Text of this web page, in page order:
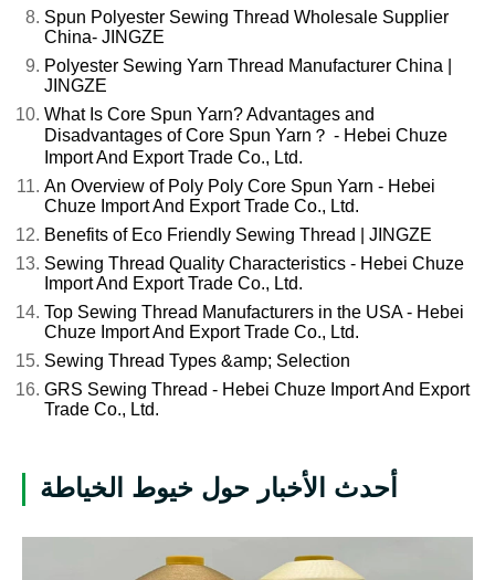
Spun Polyester Sewing Thread Wholesale Supplier
China- JINGZE
Polyester Sewing Yarn Thread Manufacturer China |
JINGZE
What Is Core Spun Yarn? Advantages and
Disadvantages of Core Spun Yarn？ - Hebei Chuze
Import And Export Trade Co., Ltd.
An Overview of Poly Poly Core Spun Yarn - Hebei
Chuze Import And Export Trade Co., Ltd.
Benefits of Eco Friendly Sewing Thread | JINGZE
Sewing Thread Quality Characteristics - Hebei Chuze
Import And Export Trade Co., Ltd.
Top Sewing Thread Manufacturers in the USA - Hebei
Chuze Import And Export Trade Co., Ltd.
Sewing Thread Types &amp; Selection
GRS Sewing Thread - Hebei Chuze Import And Export
Trade Co., Ltd.
أحدث الأخبار حول خيوط الخياطة